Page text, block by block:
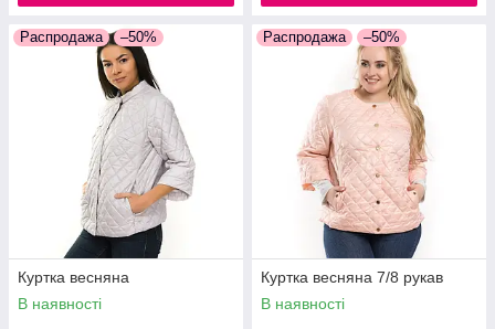
Распродажа –50%
Куртка весняна
В наявності
Распродажа –50%
Куртка весняна 7/8 рукав
В наявності